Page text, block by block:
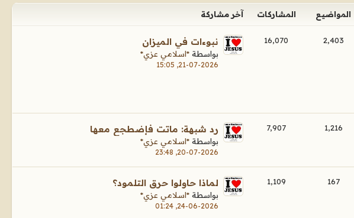
المواضيع المشاركات آخر مشاركة
2,403
16,070 نبوءات في الميزان
بواسطة*اسلامي عزي*
21-07-2026, 15:05
1,216
7,907 رد شبهة: ماتت فإضطجع معها
بواسطة*اسلامي عزي*
20-07-2026, 23:48
167
1,109 لماذا حاولوا حرق التلمود؟
بواسطة*اسلامي عزي*
24-06-2026, 01:24